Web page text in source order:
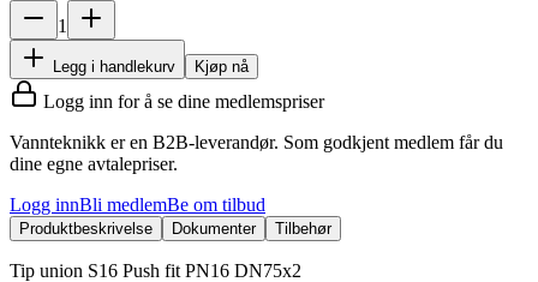
1
Legg i handlekurv Kjøp nå
Logg inn for å se dine medlemspriser
Vannteknikk er en B2B-leverandør. Som godkjent medlem får du
dine egne avtalepriser.
Logg innBli medlemBe om tilbud
Produktbeskrivelse Dokumenter Tilbehør
Tip union S16 Push fit PN16 DN75x2